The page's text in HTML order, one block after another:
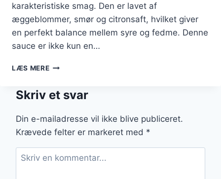
karakteristiske smag. Den er lavet af
æggeblommer, smør og citronsaft, hvilket giver
en perfekt balance mellem syre og fedme. Denne
sauce er ikke kun en…
LÆS MEREHOLLANDAISE
BENEDICT
EN
SØNDAG
Skriv et svar
Din e-mailadresse vil ikke blive publiceret.
Krævede felter er markeret med *